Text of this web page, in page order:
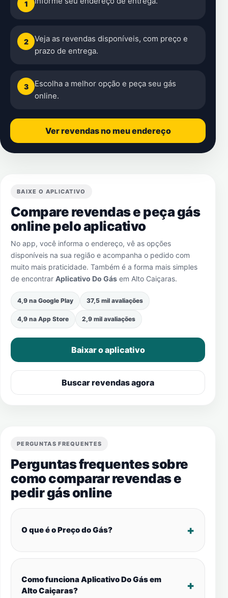
1
2
Veja as revendas disponíveis, com preço e
prazo de entrega.
3
Escolha a melhor opção e peça seu gás
online.
Ver revendas no meu endereço
BAIXE O APLICATIVO
Compare revendas e peça gás
online pelo aplicativo
No app, você informa o endereço, vê as opções
disponíveis na sua região e acompanha o pedido com
muito mais praticidade. Também é a forma mais simples
de encontrar Aplicativo Do Gás em Alto Caiçaras.
4,9 na Google Play 37,5 mil avaliações
4,9 na App Store 2,9 mil avaliações
Baixar o aplicativo
Buscar revendas agora
PERGUNTAS FREQUENTES
Perguntas frequentes sobre
como comparar revendas e
pedir gás online
O que é o Preço do Gás?
Como funciona Aplicativo Do Gás em
Alto Caiçaras?